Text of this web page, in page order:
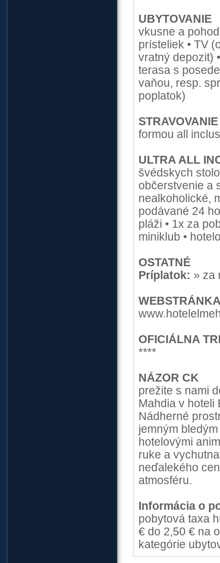
UBYTOVANIE
vkusne a
prísteliek • TV
vratný depozit)
terasa s
vaňou, resp.
poplatok)
STRAVOVANIE
formou all
ULTRA ALL
švédskych
občerstvenie a
nealkoholické,
podávané 24
pláži • 1x za
miniklub •
OSTATNÉ
Príplatok: » za
OFICIÁLNA
****
NÁZOR CK
prežite s nami
Mahdia v hoteli
Nádherné
jemným
hotelovými
ruke a
neďalekého
atmosféru.
Informácia o
pobytová taxa
€ do 2,50 € na
kategórie